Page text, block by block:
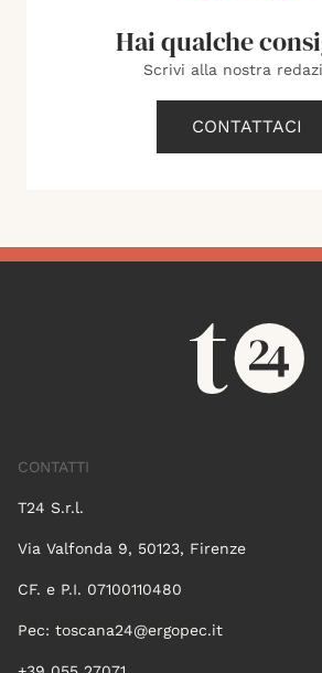
Hai qualche
Scrivi alla nostra
CONTATTACI
CONTATTI
T24 S.r.l.
Via Valfonda 9, 50123, Firenze
CF. e P.I. 07100110480
Pec: toscana24@ergopec.it